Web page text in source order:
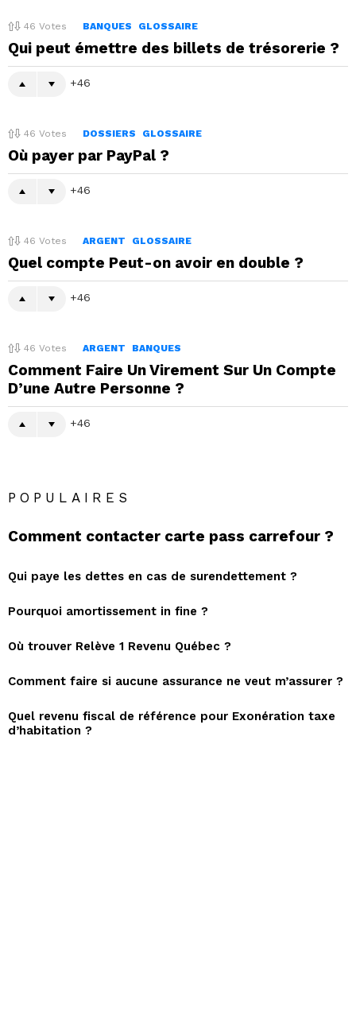
46 Votes BANQUES GLOSSAIRE
Qui peut émettre des billets de trésorerie ?
46
46 Votes DOSSIERS GLOSSAIRE
Où payer par PayPal ?
46
46 Votes ARGENT GLOSSAIRE
Quel compte Peut-on avoir en double ?
46
46 Votes ARGENT BANQUES
Comment Faire Un Virement Sur Un Compte
D’une Autre Personne ?
46
POPULAIRES
Comment contacter carte pass carrefour ?
Qui paye les dettes en cas de surendettement ?
Pourquoi amortissement in fine ?
Où trouver Relève 1 Revenu Québec ?
Comment faire si aucune assurance ne veut m’assurer ?
Quel revenu fiscal de référence pour Exonération taxe
d’habitation ?